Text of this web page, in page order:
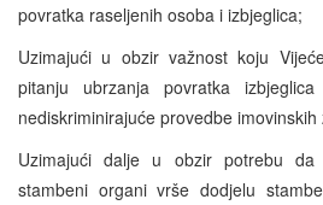
povratka raseljenih osoba i izbjeglica;
Uzimajući u obzir važnost koju
pitanju ubrzanja povratka
nediskriminirajuće provedbe imovinskih
Uzimajući dalje u obzir potrebu
stambeni organi vrše dodjelu